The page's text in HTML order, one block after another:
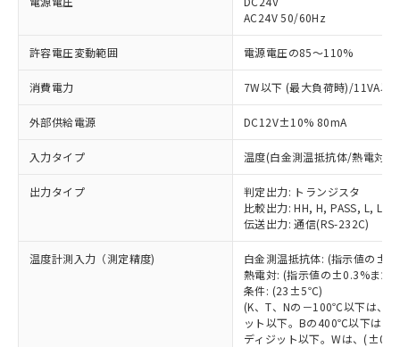
AC24V 50/60Hz
許容電圧変動範囲 電源電圧の85～110%
消費電力 7W以下 (最大負荷時)/11VA以
外部供給電源 DC12V±10% 80mA
入力タイプ 温度(白金測温抵抗体/熱電対)
出力タイプ
判定出力: トランジスタ
比較出力: HH, H, PASS, L, LL
伝送出力: 通信(RS-232C)
温度計測入力（測定精度)
白金測温抵抗体: (指示値の
熱電対: (指示値の±0.3%ま
条件: (23±5℃)
(K、T、Nの－100℃以下は
ット以下。Bの400℃以下は
ディジット以下。Wは、